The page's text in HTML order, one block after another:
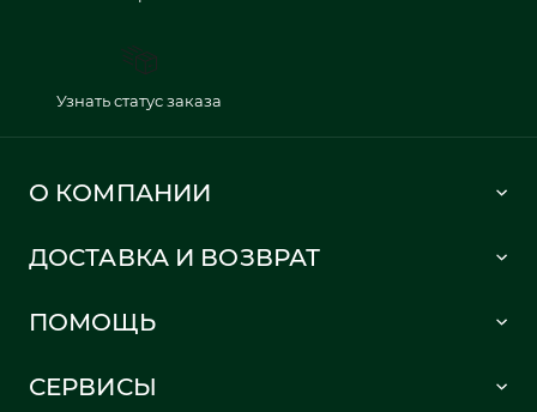
Узнать статус заказа
О КОМПАНИИ
Политика в отношении обработки персональных данных
ДОСТАВКА И ВОЗВРАТ
Информация о доставке
Правила возврата
ПОМОЩЬ
Карта сайта
СЕРВИСЫ